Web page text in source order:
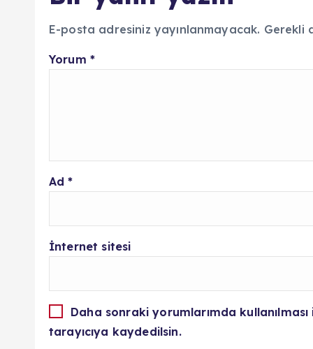
E-posta adresiniz yayınlanmayacak. Gerekli
Yorum *
Ad*
İnternet sitesi
Daha sonraki yorumlarımda
tarayıcıya kaydedilsin.